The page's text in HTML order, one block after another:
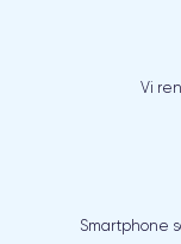
Vi
Smartphone